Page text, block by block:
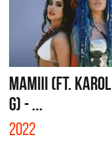
MAMIII (FT. KAROL
G) - ...
2022